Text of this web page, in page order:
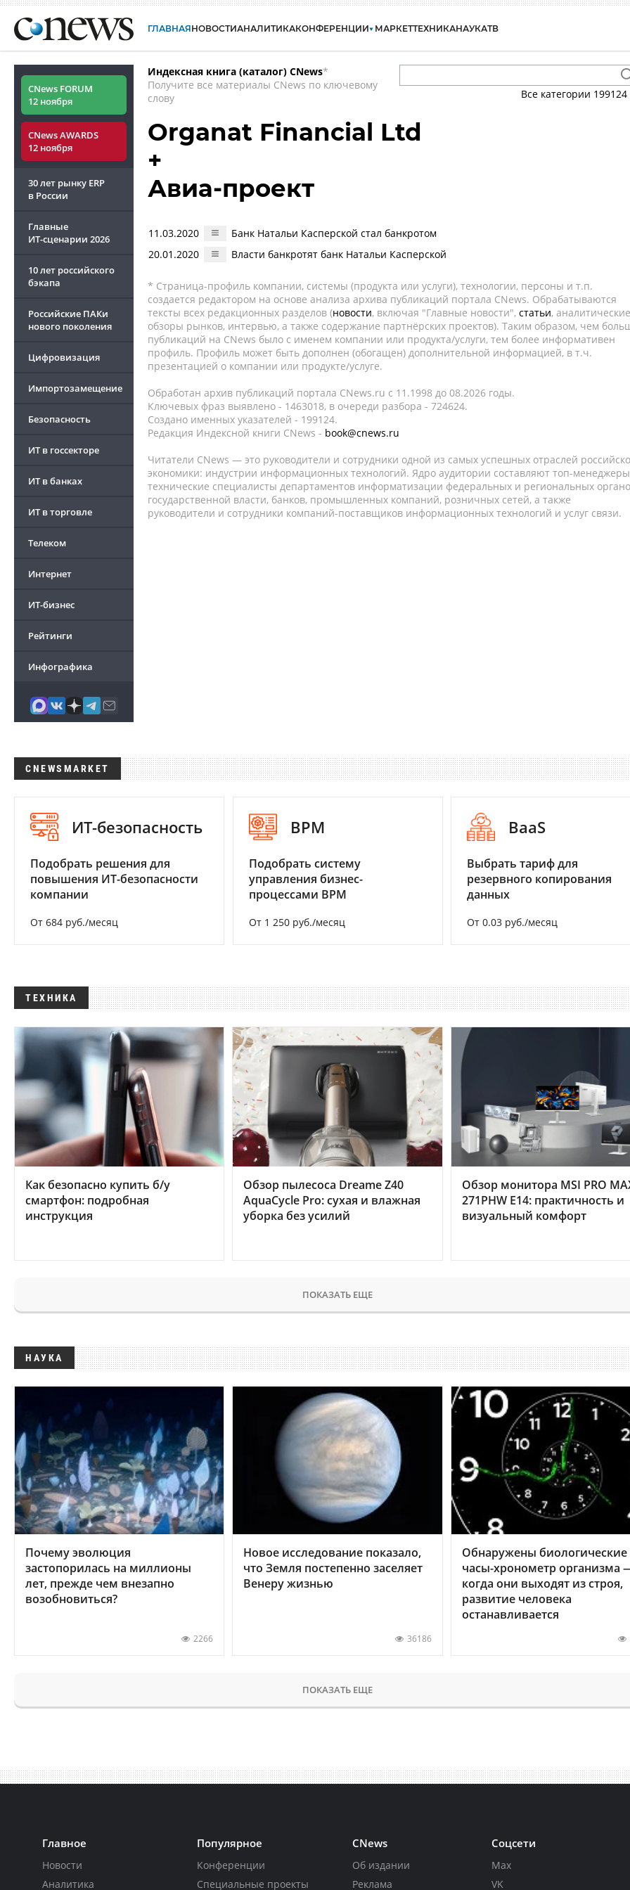
ГЛАВНАЯНОВОСТИАНАЛИТИКАКОНФЕРЕНЦИИ МАРКЕТТЕХНИКАНАУКАТВ
CNews FORUM
12 ноября
CNews AWARDS
12 ноября
30 лет рынку ERP
в России
Главные
ИТ-сценарии 2026
10 лет российского
бэкапа
Российские ПАКи
нового поколения
Цифровизация
Импортозамещение
Безопасность
ИТ в госсекторе
ИТ в банках
ИТ в торговле
Телеком
Интернет
ИТ-бизнес
Рейтинги
Инфографика
Индексная книга (каталог) CNews*
Получите все материалы CNews по ключевому
слову
Все категории 199124
Organat Financial Ltd
+
Авиа-проект
11.03.2020
Банк Натальи Касперской стал банкротом
20.01.2020
Власти банкротят банк Натальи Касперской
* Страница-профиль компании, системы (продукта или услуги), технологии, персоны и т.п.
создается редактором на основе анализа архива публикаций портала CNews. Обрабатываются
тексты всех редакционных разделов (новости, включая "Главные новости", статьи, аналитические
обзоры рынков, интервью, а также содержание партнёрских проектов). Таким образом, чем
публикаций на CNews было с именем компании или продукта/услуги, тем более информативен
профиль. Профиль может быть дополнен (обогащен) дополнительной информацией, в т.ч.
презентацией о компании или продукте/услуге.
Обработан архив публикаций портала CNews.ru c 11.1998 до 08.2026 годы.
Ключевых фраз выявлено - 1463018, в очереди разбора - 724624.
Создано именных указателей - 199124.
Редакция Индексной книги CNews - book@cnews.ru
Читатели CNews — это руководители и сотрудники одной из самых успешных отраслей
экономики: индустрии информационных технологий. Ядро аудитории составляют топ-
технические специалисты департаментов информатизации федеральных и региональных
государственной власти, банков, промышленных компаний, розничных сетей, а также
руководители и сотрудники компаний-поставщиков информационных технологий и услуг связи.
CNEWSMARKET
ИТ-безопасность
Подобрать решения для
повышения ИТ-безопасности
компании
От 684 руб./месяц
BPM
Подобрать систему
управления бизнес-
процессами BPM
От 1 250 руб./месяц
BaaS
Выбрать тариф для
резервного копирования
данных
От 0.03 руб./месяц
ТЕХНИКА
Как безопасно купить б/у
смартфон: подробная
инструкция
Обзор пылесоса Dreame Z40
AquaCycle Pro: сухая и влажная
уборка без усилий
Обзор монитора MSI PRO
271PHW E14: практичность и
визуальный комфорт
ПОКАЗАТЬ ЕЩЕ
НАУКА
Почему эволюция
застопорилась на миллионы
лет, прежде чем внезапно
возобновиться?
2266
Новое исследование показало,
что Земля постепенно заселяет
Венеру жизнью
36186
Обнаружены биологические
часы-хронометр организма
когда они выходят из строя,
развитие человека
останавливается
ПОКАЗАТЬ ЕЩЕ
Главное
Новости
Аналитика
Популярное
Конференции
Специальные проекты
CNews
Об издании
Реклама
Соцсети
Max
VK